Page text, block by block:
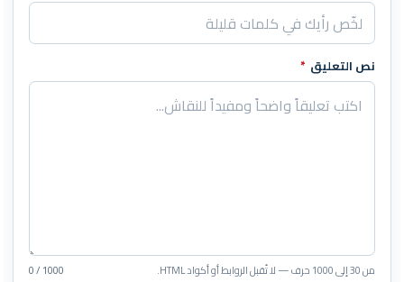
نص التعليق *
من 30 إلى 1000 حرف — لا تُقبل الروابط أو أكواد HTML. 0 / 1000